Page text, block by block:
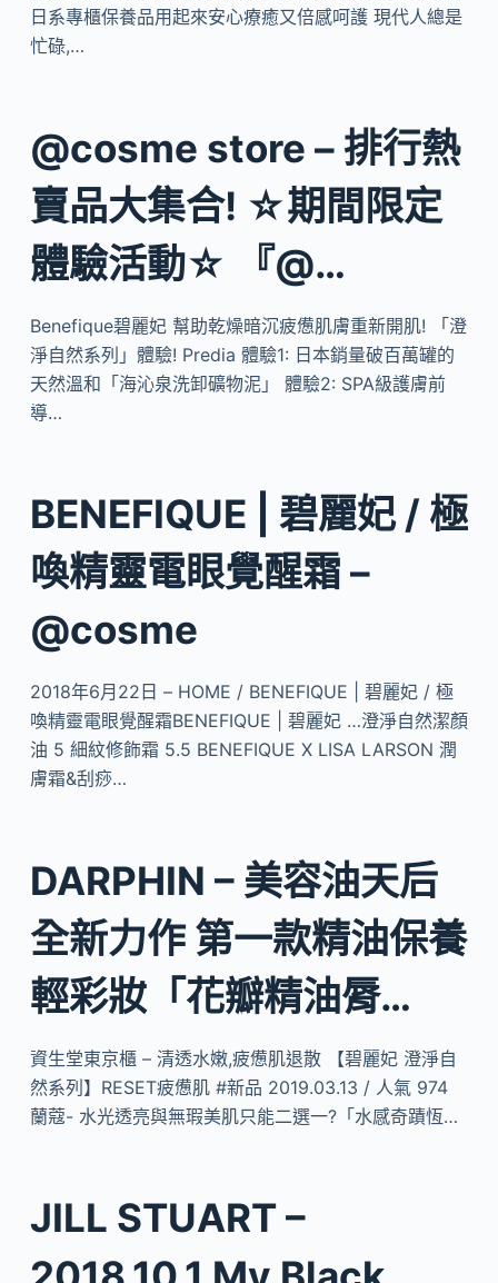
日系專櫃保養品用起來安心療癒又倍感呵護 現代人總是
忙碌,…
@cosme store – 排行熱
賣品大集合! ☆期間限定
體驗活動☆ 『@…
Benefique碧麗妃 幫助乾燥暗沉疲憊肌膚重新開肌! 「澄
淨自然系列」體驗! Predia 體驗1: 日本銷量破百萬罐的
天然溫和「海沁泉洗卸礦物泥」 體驗2: SPA級護膚前
導…
BENEFIQUE | 碧麗妃 / 極
喚精靈電眼覺醒霜 –
@cosme
2018年6月22日 – HOME / BENEFIQUE | 碧麗妃 / 極
喚精靈電眼覺醒霜BENEFIQUE | 碧麗妃 …澄淨自然潔顏
油 5 細紋修飾霜 5.5 BENEFIQUE X LISA LARSON 潤
膚霜&刮痧…
DARPHIN – 美容油天后
全新力作 第一款精油保養
輕彩妝「花瓣精油脣…
資生堂東京櫃 – 清透水嫩,疲憊肌退散 【碧麗妃 澄淨自
然系列】RESET疲憊肌 #新品 2019.03.13 / 人氣 974
蘭蔻- 水光透亮與無瑕美肌只能二選一?「水感奇蹟恆…
JILL STUART –